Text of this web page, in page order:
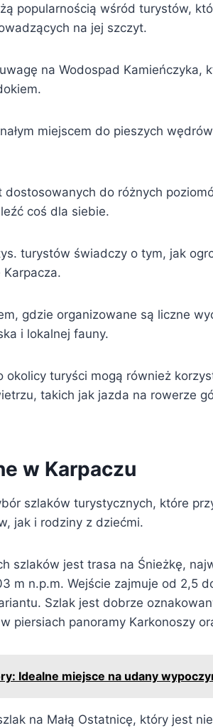
popularnością wśród turystów,
na jej szczyt.
na Wodospad Kamieńczyka,
miejscem do pieszych
do różnych
coś dla siebie.
turystów świadczy o tym, jak
gdzie organizowane są liczne
i lokalnej fauny.
okolicy turyści mogą również
takich jak jazda na rowerze
w Karpaczu
szlaków turystycznych, które
jak i rodziny z dziećmi.
szlaków jest trasa na Śnieżkę,
m n.p.m. Wejście zajmuje od 2,5
Szlak jest dobrze
piersiach panoramy Karkonoszy
Idealne miejsce na udany
na Małą Ostatnicę, który jest